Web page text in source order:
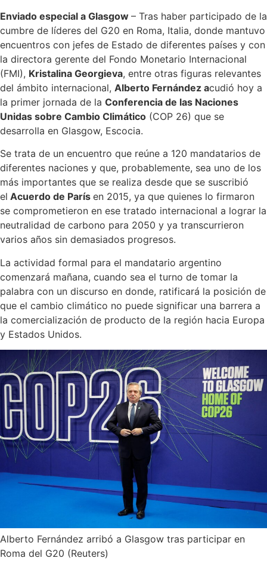
Enviado especial a Glasgow – Tras haber participado de la
cumbre de líderes del G20 en Roma, Italia, donde mantuvo
encuentros con jefes de Estado de diferentes países y con
la directora gerente del Fondo Monetario Internacional
(FMI), Kristalina Georgieva, entre otras figuras relevantes
del ámbito internacional, Alberto Fernández acudió hoy a
la primer jornada de la Conferencia de las Naciones
Unidas sobre Cambio Climático (COP 26) que se
desarrolla en Glasgow, Escocia.
Se trata de un encuentro que reúne a 120 mandatarios de
diferentes naciones y que, probablemente, sea uno de los
más importantes que se realiza desde que se suscribió
el Acuerdo de París en 2015, ya que quienes lo firmaron
se comprometieron en ese tratado internacional a lograr la
neutralidad de carbono para 2050 y ya transcurrieron
varios años sin demasiados progresos.
La actividad formal para el mandatario argentino
comenzará mañana, cuando sea el turno de tomar la
palabra con un discurso en donde, ratificará la posición de
que el cambio climático no puede significar una barrera a
la comercialización de producto de la región hacia Europa
y Estados Unidos.
Alberto Fernández arribó a Glasgow tras participar en
Roma del G20 (Reuters)